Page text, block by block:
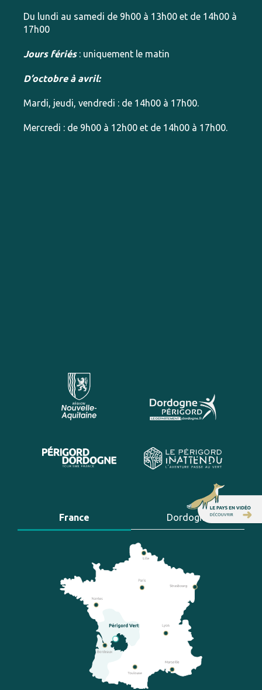
Du lundi au samedi de 9h00 à 13h00 et de 14h00 à
17h00
Jours fériés: uniquement le matin
D’octobre à avril:
Mardi, jeudi, vendredi : de 14h00 à 17h00.
Mercredi : de 9h00 à 12h00 et de 14h00 à 17h00.
France Dordogne